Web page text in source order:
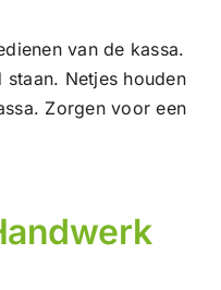
van de kassa.
Netjes houden
Zorgen voor een